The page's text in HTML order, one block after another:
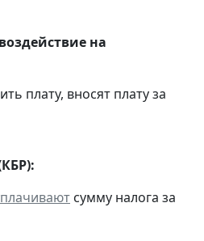
на
плату, вносят плату за
сумму налога за